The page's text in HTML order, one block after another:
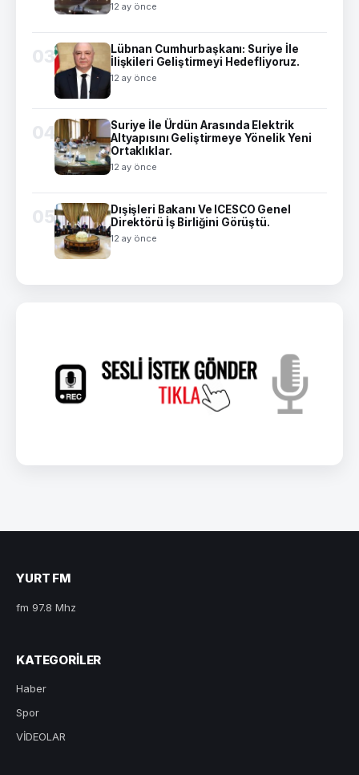
12 ay önce
03
Lübnan Cumhurbaşkanı: Suriye İle
İlişkileri Geliştirmeyi Hedefliyoruz.
12 ay önce
04
Suriye İle Ürdün Arasında Elektrik
Altyapısını Geliştirmeye Yönelik Yeni
Ortaklıklar.
12 ay önce
05
Dışişleri Bakanı Ve ICESCO Genel
Direktörü İş Birliğini Görüştü.
12 ay önce
YURT FM
fm 97.8 Mhz
KATEGORILER
Haber
Spor
VİDEOLAR